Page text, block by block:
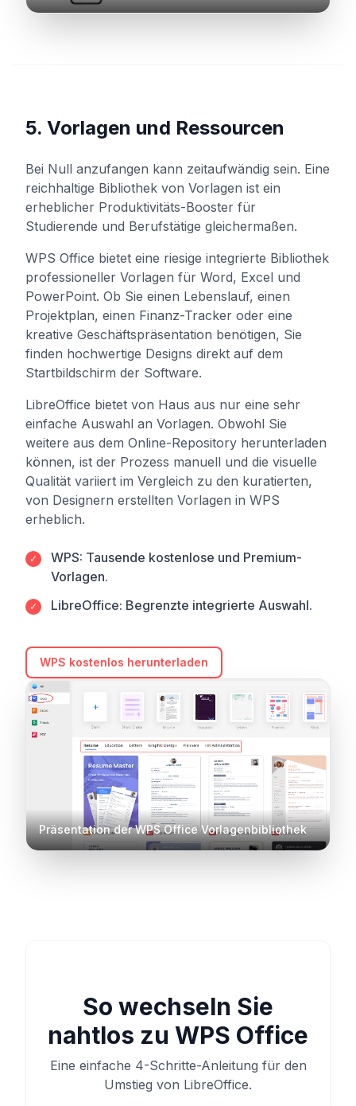
5. Vorlagen und Ressourcen
Bei Null anzufangen kann zeitaufwändig sein. Eine
reichhaltige Bibliothek von Vorlagen ist ein
erheblicher Produktivitäts-Booster für
Studierende und Berufstätige gleichermaßen.
WPS Office bietet eine riesige integrierte Bibliothek
professioneller Vorlagen für Word, Excel und
PowerPoint. Ob Sie einen Lebenslauf, einen
Projektplan, einen Finanz-Tracker oder eine
kreative Geschäftspräsentation benötigen, Sie
finden hochwertige Designs direkt auf dem
Startbildschirm der Software.
LibreOffice bietet von Haus aus nur eine sehr
einfache Auswahl an Vorlagen. Obwohl Sie
weitere aus dem Online-Repository herunterladen
können, ist der Prozess manuell und die visuelle
Qualität variiert im Vergleich zu den kuratierten,
von Designern erstellten Vorlagen in WPS
erheblich.
✓
WPS: Tausende kostenlose und Premium-
Vorlagen.
✓ LibreOffice: Begrenzte integrierte Auswahl.
WPS kostenlos herunterladen
Präsentation der WPS Office Vorlagenbibliothek
So wechseln Sie
nahtlos zu WPS Office
Eine einfache 4-Schritte-Anleitung für den
Umstieg von LibreOffice.